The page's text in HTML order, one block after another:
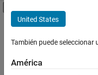
Contenido principal
FILTRADO POR
Product Marketing
United States
También puede
América